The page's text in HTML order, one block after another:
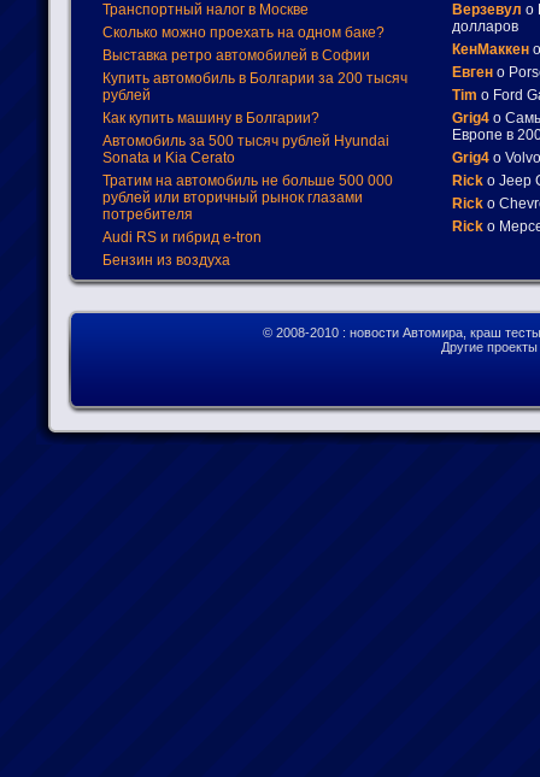
Транспортный налог в Москве
Сколько можно проехать на одном баке?
Выставка ретро автомобилей в Софии
Купить автомобиль в Болгарии за 200 тысяч
рублей
Как купить машину в Болгарии?
Автомобиль за 500 тысяч рублей Hyundai
Sonata и Kia Cerato
Тратим на автомобиль не больше 500 000
рублей или вторичный рынок глазами
потребителя
Audi RS и гибрид e-tron
Бензин из воздуха
Верзевул о
долларов
КенМаккен
Евген о
Tim о Ford
Grig4 о
Европе в
Grig4 о
Rick о Jeep
Rick о
Rick о
© 2008-2010 : новости Автомира, краш
Другие проекты